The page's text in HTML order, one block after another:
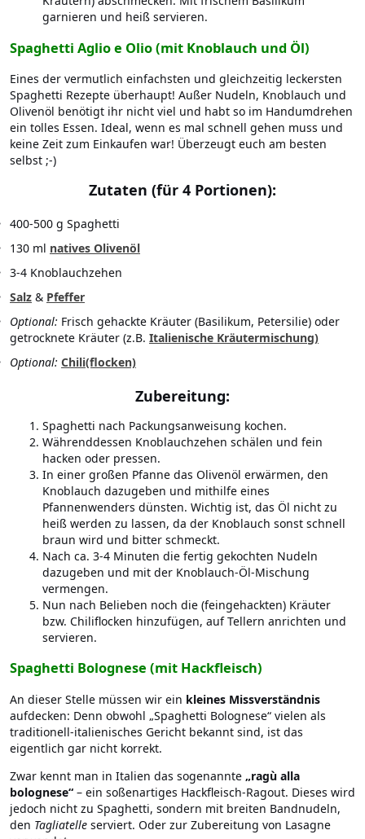
garnieren und heiß servieren.
Spaghetti Aglio e Olio (mit Knoblauch und Öl)
Eines der vermutlich einfachsten und gleichzeitig leckersten
Spaghetti Rezepte überhaupt! Außer Nudeln, Knoblauch und
Olivenöl benötigt ihr nicht viel und habt so im Handumdrehen
ein tolles Essen. Ideal, wenn es mal schnell gehen muss und
keine Zeit zum Einkaufen war! Überzeugt euch am besten
selbst ;-)
Zutaten (für 4 Portionen):
400-500 g Spaghetti
130 ml natives Olivenöl
3-4 Knoblauchzehen
Salz & Pfeffer
Optional: Frisch gehackte Kräuter (Basilikum, Petersilie) oder
getrocknete Kräuter (z.B. Italienische Kräutermischung)
Optional: Chili(flocken)
Zubereitung:
Spaghetti nach Packungsanweisung kochen.
Währenddessen Knoblauchzehen schälen und fein
hacken oder pressen.
In einer großen Pfanne das Olivenöl erwärmen, den
Knoblauch dazugeben und mithilfe eines
Pfannenwenders dünsten. Wichtig ist, das Öl nicht zu
heiß werden zu lassen, da der Knoblauch sonst schnell
braun wird und bitter schmeckt.
Nach ca. 3-4 Minuten die fertig gekochten Nudeln
dazugeben und mit der Knoblauch-Öl-Mischung
vermengen.
Nun nach Belieben noch die (feingehackten) Kräuter
bzw. Chiliflocken hinzufügen, auf Tellern anrichten und
servieren.
Spaghetti Bolognese (mit Hackfleisch)
An dieser Stelle müssen wir ein kleines Missverständnis
aufdecken: Denn obwohl „Spaghetti Bolognese“ vielen als
traditionell-italienisches Gericht bekannt sind, ist das
eigentlich gar nicht korrekt.
Zwar kennt man in Italien das sogenannte „ragù alla
bolognese“ – ein soßenartiges Hackfleisch-Ragout. Dieses wird
jedoch nicht zu Spaghetti, sondern mit breiten Bandnudeln,
den Tagliatelle serviert. Oder zur Zubereitung von Lasagne